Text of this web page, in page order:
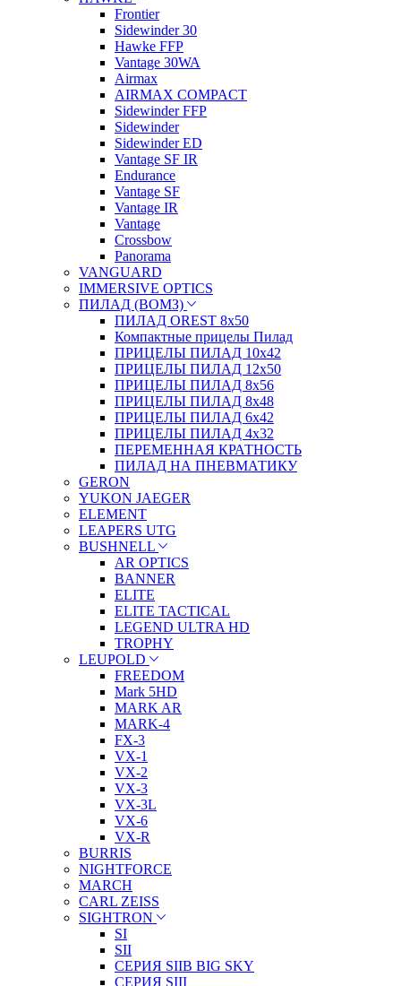
Frontier
Sidewinder 30
Hawke FFP
Vantage 30WA
Airmax
AIRMAX COMPACT
Sidewinder FFP
Sidewinder
Sidewinder ED
Vantage SF IR
Endurance
Vantage SF
Vantage IR
Vantage
Crossbow
Panorama
VANGUARD
IMMERSIVE OPTICS
ПИЛАД (ВОМЗ)
ПИЛАД OREST 8х50
Компактные прицелы Пилад
ПРИЦЕЛЫ ПИЛАД 10х42
ПРИЦЕЛЫ ПИЛАД 12х50
ПРИЦЕЛЫ ПИЛАД 8х56
ПРИЦЕЛЫ ПИЛАД 8х48
ПРИЦЕЛЫ ПИЛАД 6х42
ПРИЦЕЛЫ ПИЛАД 4х32
ПЕРЕМЕННАЯ КРАТНОСТЬ
ПИЛАД НА ПНЕВМАТИКУ
GERON
YUKON JAEGER
ELEMENT
LEAPERS UTG
BUSHNELL
AR OPTICS
BANNER
ELITE
ELITE TACTICAL
LEGEND ULTRA HD
TROPHY
LEUPOLD
FREEDOM
Mark 5HD
MARK AR
MARK-4
FX-3
VX-1
VX-2
VX-3
VX-3L
VX-6
VX-R
BURRIS
NIGHTFORCE
MARCH
CARL ZEISS
SIGHTRON
SI
SII
СЕРИЯ SIIB BIG SKY
СЕРИЯ SIII